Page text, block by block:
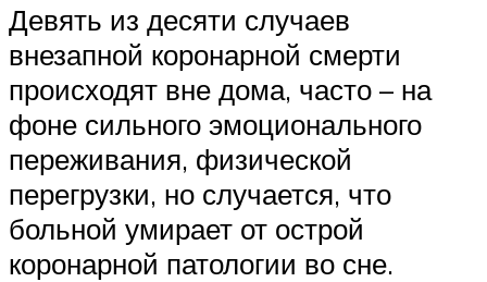
Девять из десяти случаев
внезапной коронарной смерти
происходят вне дома, часто – на
фоне сильного эмоционального
переживания, физической
перегрузки, но случается, что
больной умирает от острой
коронарной патологии во сне.